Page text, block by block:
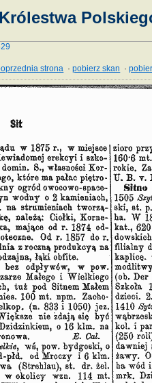
strona ·pobierz skan ·